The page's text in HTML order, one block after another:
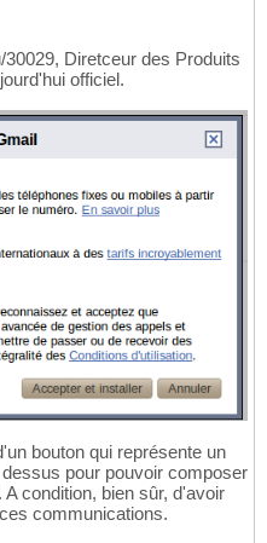
Diretceur des Produits
officiel.
bouton qui représente un
pour pouvoir composer
condition, bien sûr, d'avoir
communications.